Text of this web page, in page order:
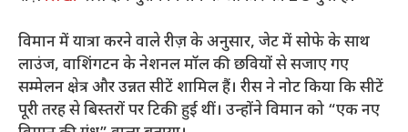
विमान में यात्रा करने वाले रीज़ के अनुसार, जेट में सोफे के साथ
लाउंज, वाशिंगटन के नेशनल मॉल की छवियों से सजाए गए
सम्मेलन क्षेत्र और उन्नत सीटें शामिल हैं। रीस ने नोट किया कि सीटें
पूरी तरह से बिस्तरों पर टिकी हुई थीं। उन्होंने विमान को “एक नए